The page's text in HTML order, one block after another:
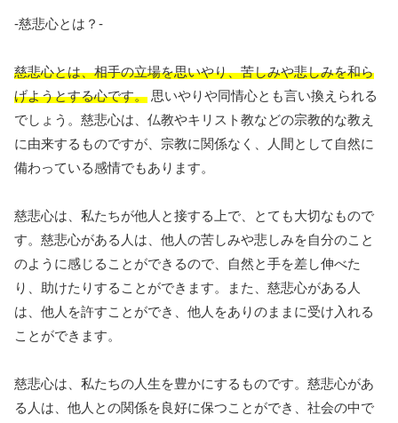
-慈悲心とは？-
慈悲心とは、相手の立場を思いやり、苦しみや悲しみを和ら
げようとする心です。 思いやりや同情心とも言い換えられる
でしょう。慈悲心は、仏教やキリスト教などの宗教的な教え
に由来するものですが、宗教に関係なく、人間として自然に
備わっている感情でもあります。
慈悲心は、私たちが他人と接する上で、とても大切なもので
す。慈悲心がある人は、他人の苦しみや悲しみを自分のこと
のように感じることができるので、自然と手を差し伸べた
り、助けたりすることができます。また、慈悲心がある人
は、他人を許すことができ、他人をありのままに受け入れる
ことができます。
慈悲心は、私たちの人生を豊かにするものです。慈悲心があ
る人は、他人との関係を良好に保つことができ、社会の中で